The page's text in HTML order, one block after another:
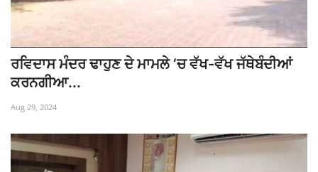
ਰਵਿਦਾਸ ਮੰਦਰ ਢਾਹੁਣ ਦੇ ਮਾਮਲੇ ‘ਚ ਵੱਖ-ਵੱਖ ਜੱਥੇਬੰਦੀਆਂ
ਕਰਨਗੀਆ...
Aug 29, 2024